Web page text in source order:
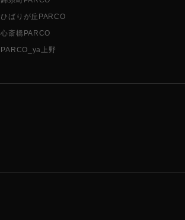
ひばりが丘PARCO
心斎橋PARCO
PARCO_ya上野